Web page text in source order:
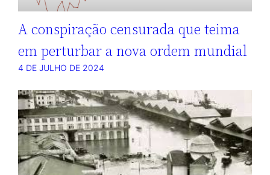
A conspiração censurada que teima
em perturbar a nova ordem mundial
4 DE JULHO DE 2024